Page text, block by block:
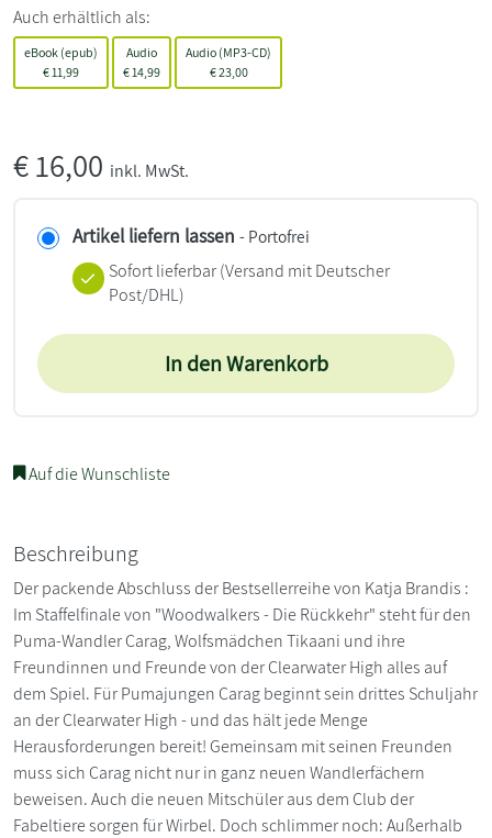
Auch erhältlich als:
eBook (epub)
€ 11,99
Audio
€ 14,99
Audio (MP3-CD)
€23,00
€16,00 inkl. MwSt.
Artikel liefern lassen - Portofrei
Sofort lieferbar(Versand mit Deutscher
Post/DHL)
In den Warenkorb
Auf die Wunschliste
Beschreibung
Der packende Abschluss der Bestsellerreihe von Katja Brandis :
Im Staffelfinale von "Woodwalkers - Die Rückkehr" steht für den
Puma-Wandler Carag, Wolfsmädchen Tikaani und ihre
Freundinnen und Freunde von der Clearwater High alles auf
dem Spiel. Für Pumajungen Carag beginnt sein drittes Schuljahr
an der Clearwater High - und das hält jede Menge
Herausforderungen bereit! Gemeinsam mit seinen Freunden
muss sich Carag nicht nur in ganz neuen Wandlerfächern
beweisen. Auch die neuen Mitschüler aus dem Club der
Fabeltiere sorgen für Wirbel. Doch schlimmer noch: Außerhalb